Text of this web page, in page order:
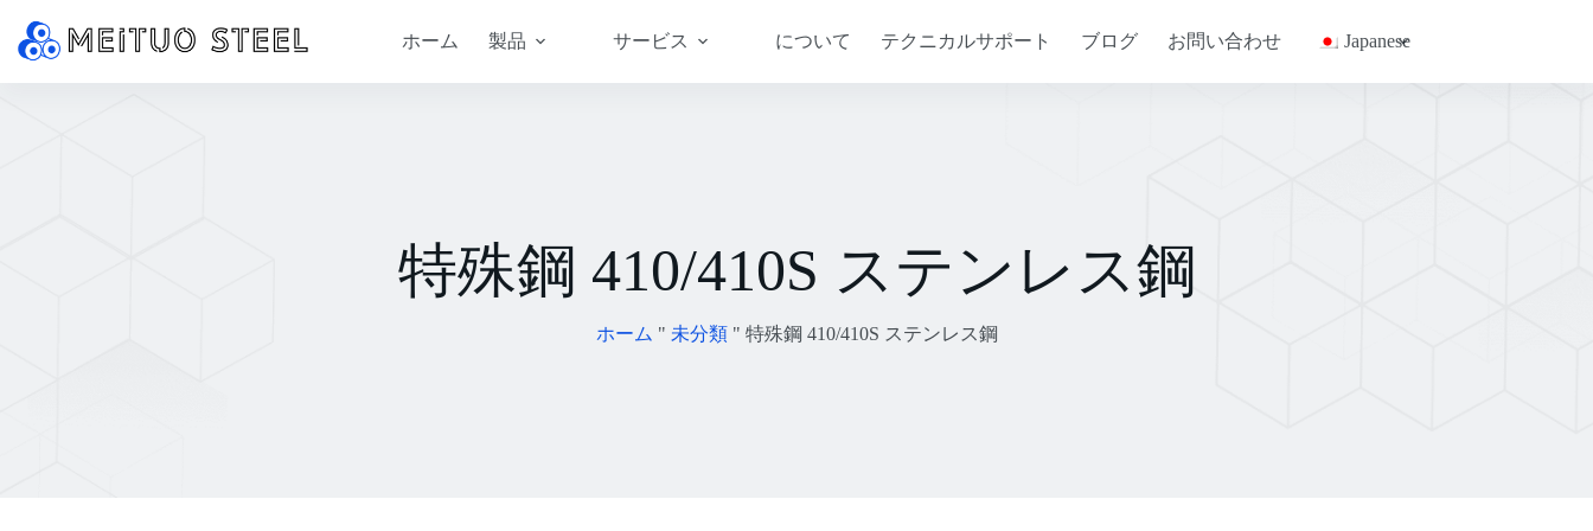
ホーム 製品 サービス について テクニカルサポート ブログ お問い合わせ Japanese
特殊鋼 410/410S ステンレス鋼
ホーム " 未分類" 特殊鋼 410/410S ステンレス鋼